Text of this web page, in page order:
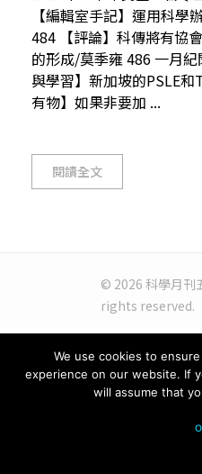
【編輯室手記】運用科學
484 【評論】科傳將有協
的形成/莫季雍 486 一月
與學習】新加坡的PSLE
有物】如果非要加 ...
閱讀全文
© 2026 科學月刊
rights reserved.
We use cookies to
experience on our website. If
will assume that